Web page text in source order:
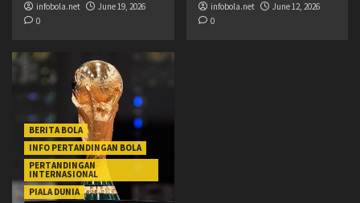
infobola.net
June 19, 2026
0
infobola.net
June 12, 2026
0
BERITA BOLA
INFO PERTANDINGAN BOLA
PERTANDINGAN
INTERNASIONAL
PIALA DUNIA